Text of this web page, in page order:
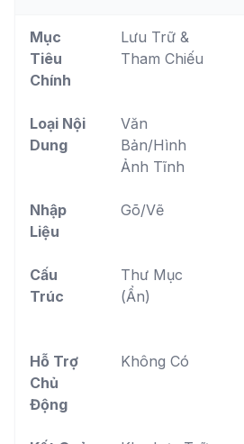
Mục
Tiêu
Chính
Lưu Trữ &
Tham Chiếu
Loại Nội
Dung
Văn
Bản/Hình
Ảnh Tĩnh
Nhập
Liệu
Gõ/Vẽ
Cấu
Trúc
Thư Mục
(Ẩn)
Hỗ Trợ
Chủ
Động
Không Có